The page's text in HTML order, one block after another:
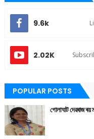
9.6k
2.02K
POPULAR POSTS
গোলাঘাট দেৱৰাজ